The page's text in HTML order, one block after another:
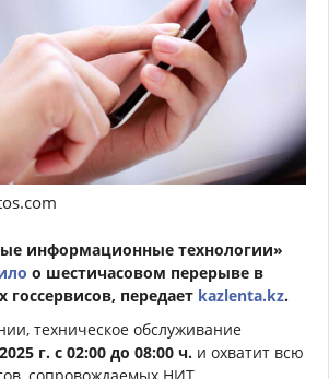
информационные технологии»
о шестичасовом перерыве в
передает kazlenta.kz.
техническое обслуживание
г. с 02:00 до 08:00 ч. и охватит всю
сопровождаемых НИТ.